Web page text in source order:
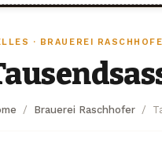
· BRAUEREI
Brauerei Raschhofer